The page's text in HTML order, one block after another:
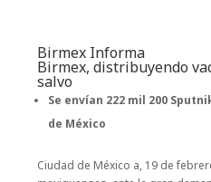
Birmex Informa
Birmex, distribuyendo
salvo
Se envían 222 mil 200
de México
Ciudad de México a, 19 de